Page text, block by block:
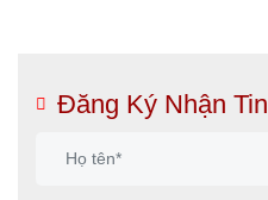
Đăng Ký Nhận Tin